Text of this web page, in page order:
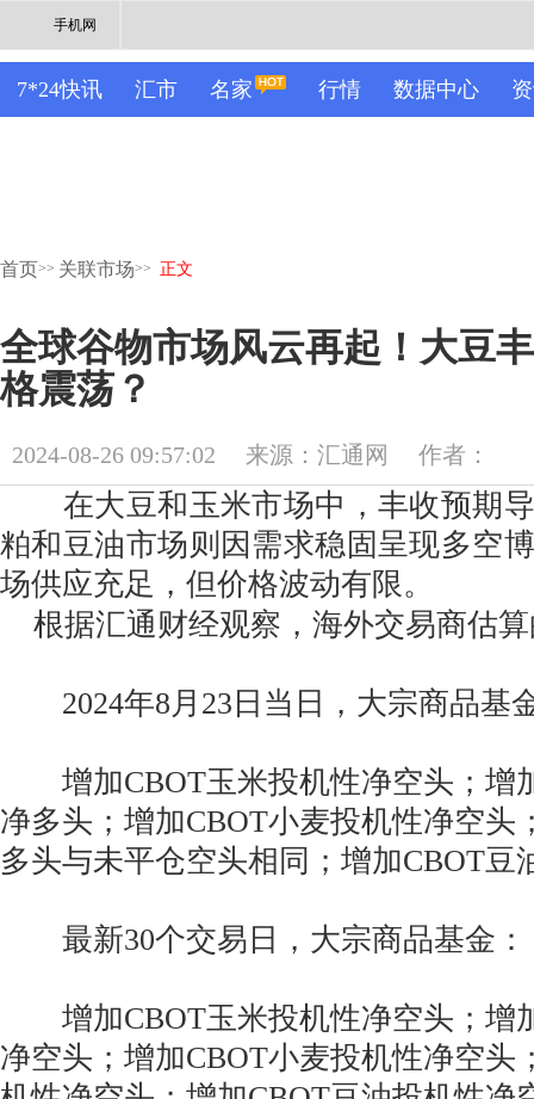
手机网
7*24快讯 汇市 名家 行情 数据中心
首页>> 关联市场>> 正文
全球谷物市场风云再起！大豆
格震荡？
2024-08-26 09:57:02 来源：汇通网 作者：
在大豆和玉米市场中，丰收预期导
粕和豆油市场则因需求稳固呈现多空
场供应充足，但价格波动有限。
根据汇通财经观察，海外交易商估
2024年8月23日当日，大宗商品基
增加CBOT玉米投机性净空头；增
净多头；增加CBOT小麦投机性净空头
多头与未平仓空头相同；增加CBOT豆
最新30个交易日，大宗商品基金：
增加CBOT玉米投机性净空头；增
净空头；增加CBOT小麦投机性净空头